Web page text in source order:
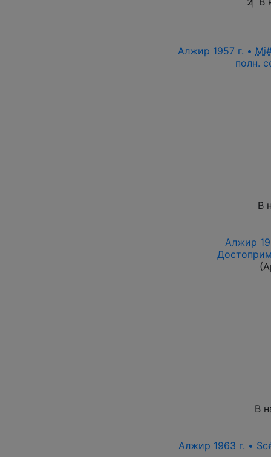
Алжир 1957 г. •
полн.
В
Алжир
В
Алжир 1963 г. •